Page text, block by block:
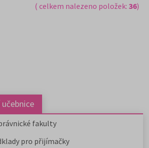
( celkem nalezeno položek: 36)
fakulty
pro přijímačky